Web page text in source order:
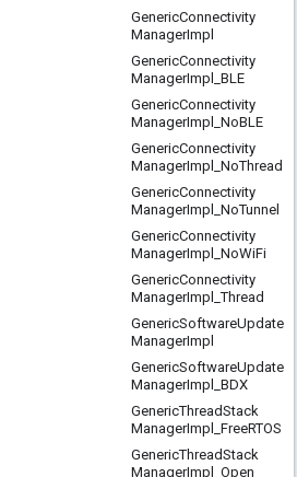
GenericConnectivity
ManagerImpl
GenericConnectivity
ManagerImpl
BLE
GenericConnectivity
ManagerImpl NoBLE
GenericConnectivity
ManagerImpl NoThread
GenericConnectivity
ManagerImpl NoTunnel
GenericConnectivity
ManagerImpl NoWiFi
GenericConnectivity
ManagerImpl _Thread
GenericSoftwareUpdate
ManagerImpl
GenericSoftwareUpdate
ManagerImpl
BDX
GenericThreadStack
ManagerImpl FreeRTOS
GenericThreadStack
ManagerImpl
Open